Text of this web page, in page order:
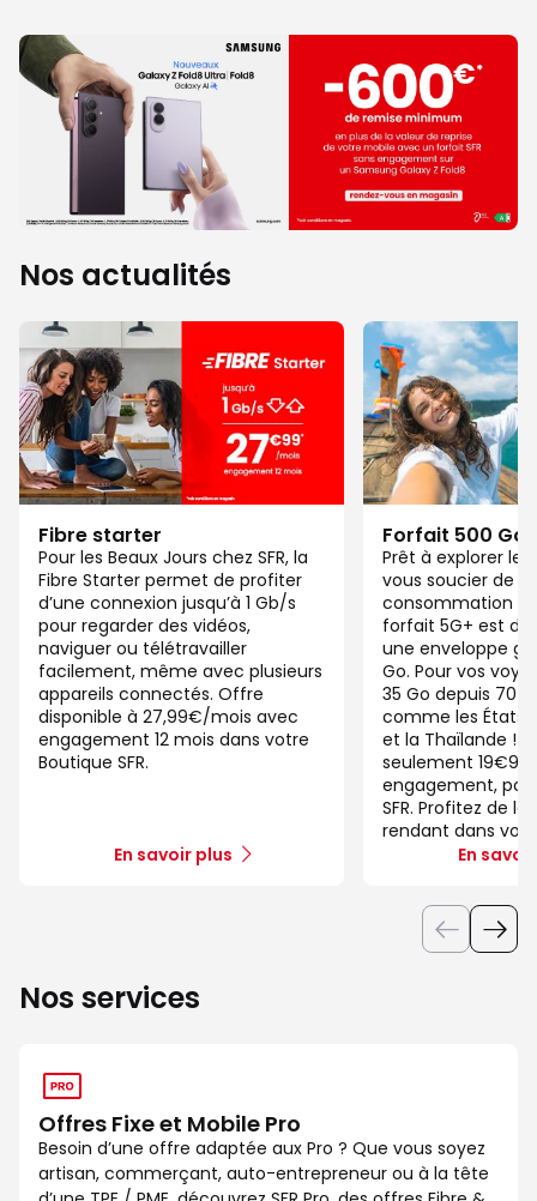
Nos actualités
Fibre starter
Pour les Beaux Jours chez SFR, la
Fibre Starter permet de profiter
d’une connexion jusqu’à 1 Gb/s
pour regarder des vidéos,
naviguer ou télétravailler
facilement, même avec plusieurs
appareils connectés. Offre
disponible à 27,99€/mois avec
engagement 12 mois dans votre
Boutique SFR.
En savoir plus
Forfait 500 Go
Prêt à explorer le
vous soucier de
consommation
forfait 5G+ est
une enveloppe
Go. Pour vos
35 Go depuis 70
comme les États-
et la Thaïlande !
seulement
engagement,
SFR. Profitez de
rendant dans
En
Nos services
Offres Fixe et Mobile Pro
Besoin d’une offre adaptée aux Pro ? Que vous soyez
artisan, commerçant, auto-entrepreneur ou à la tête